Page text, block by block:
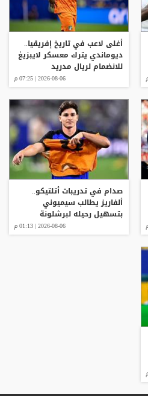
أغلى لاعب في تاريخ إفريقيا..
ديوماندي يترك معسكر لايبزيغ
للانضمام لريال مدريد
2026-08-06 | 07:25 م
صدام في تدريبات أتلتيكو..
ألفاريز يطالب سيميوني
بتسهيل رحيله لبرشلونة
2026-08-06 | 01:13 م